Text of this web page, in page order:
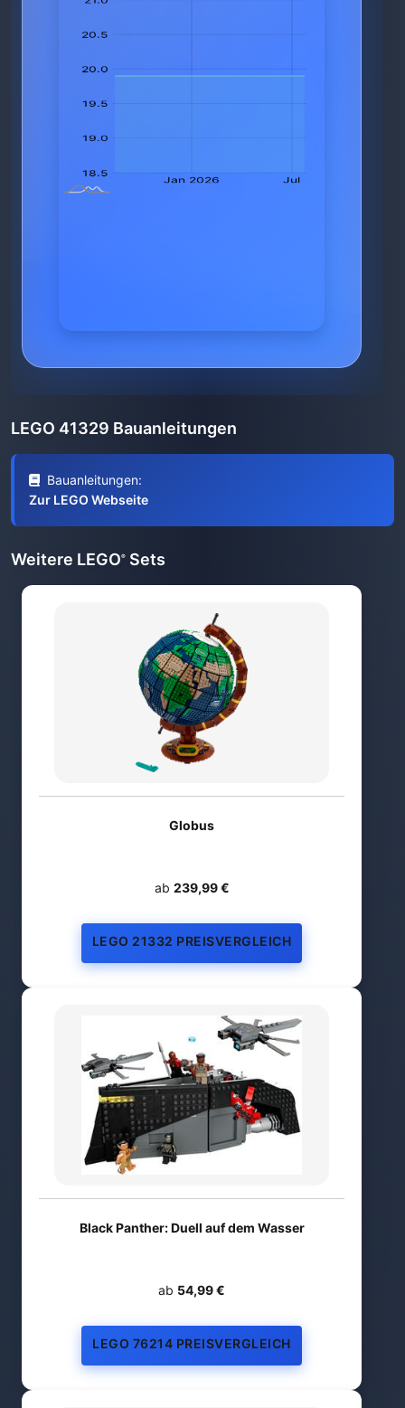
LEGO 41329 Bauanleitungen
Bauanleitungen:
Zur LEGO Webseite
Weitere LEGO® Sets
Globus
ab 239,99 €
LEGO 21332 PREISVERGLEICH
Black Panther: Duell auf dem Wasser
ab 54,99 €
LEGO 76214 PREISVERGLEICH